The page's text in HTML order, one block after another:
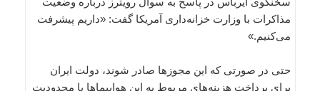
مذاکرات با وزارت خزانه‌داری آمریکا گفت: «داریم پیشرفت
می‌کنیم.»
حتی در صورتی که این مجوزها صادر شوند، دولت ایران
برای پرداخت هزینه‌های مربوط به این هواپیماها با محدودیت